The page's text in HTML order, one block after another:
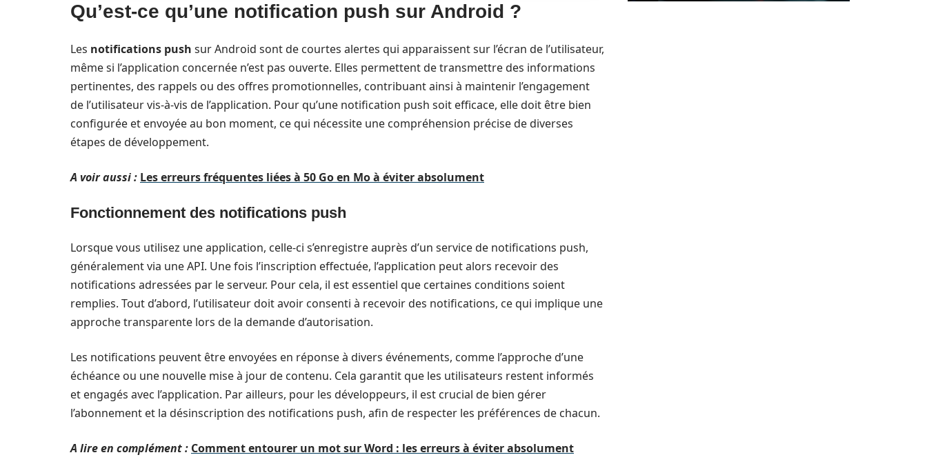
Qu’est-ce qu’une notification push sur Android ?
Les notifications push sur Android sont de courtes alertes qui apparaissent sur l’écran de l’utilisateur,
même si l’application concernée n’est pas ouverte. Elles permettent de transmettre des informations
pertinentes, des rappels ou des offres promotionnelles, contribuant ainsi à maintenir l’engagement
de l’utilisateur vis-à-vis de l’application. Pour qu’une notification push soit efficace, elle doit être bien
configurée et envoyée au bon moment, ce qui nécessite une compréhension précise de diverses
étapes de développement.
A voir aussi : Les erreurs fréquentes liées à 50 Go en Mo à éviter absolument
Fonctionnement des notifications push
Lorsque vous utilisez une application, celle-ci s’enregistre auprès d’un service de notifications push,
généralement via une API. Une fois l’inscription effectuée, l’application peut alors recevoir des
notifications adressées par le serveur. Pour cela, il est essentiel que certaines conditions soient
remplies. Tout d’abord, l’utilisateur doit avoir consenti à recevoir des notifications, ce qui implique une
approche transparente lors de la demande d’autorisation.
Les notifications peuvent être envoyées en réponse à divers événements, comme l’approche d’une
échéance ou une nouvelle mise à jour de contenu. Cela garantit que les utilisateurs restent informés
et engagés avec l’application. Par ailleurs, pour les développeurs, il est crucial de bien gérer
l’abonnement et la désinscription des notifications push, afin de respecter les préférences de chacun.
A lire en complément : Comment entourer un mot sur Word : les erreurs à éviter absolument